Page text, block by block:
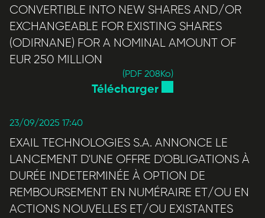
CONVERTIBLE INTO NEW SHARES AND/OR
EXCHANGEABLE FOR EXISTING SHARES
(ODIRNANE) FOR A NOMINAL AMOUNT OF
EUR 250 MILLION
(PDF 208Ko)
Télécharger
23/09/2025 17:40
EXAIL TECHNOLOGIES S.A. ANNONCE LE
LANCEMENT D'UNE OFFRE D'OBLIGATIONS À
DURÉE INDETERMINÉE À OPTION DE
REMBOURSEMENT EN NUMÉRAIRE ET/OU EN
ACTIONS NOUVELLES ET/OU EXISTANTES